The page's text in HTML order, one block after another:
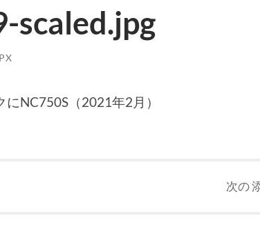
scaled.jpg
NC750S（2021年2月）
次の